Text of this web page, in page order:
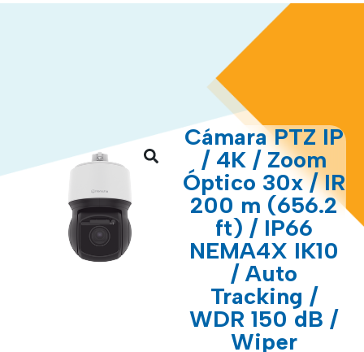
Cámara PTZ IP
/ 4K / Zoom
Óptico 30x / IR
200 m (656.2
ft) / IP66
NEMA4X IK10
/ Auto
Tracking /
WDR 150 dB /
Wiper